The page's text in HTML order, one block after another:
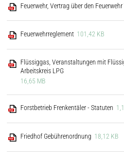
Feuerwehr, Vertrag über den
Feuerwehrreglement 101,42 KB
Flüssiggas, Veranstaltungen mit
Arbeitskreis LPG
16,65 MB
Forstbetrieb Frenkentäler - Statuten
Friedhof Gebührenordnung 18,12 KB